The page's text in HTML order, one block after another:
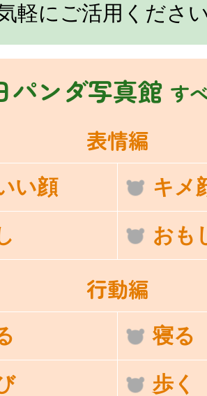
軽にご活用くださ
パンダ写真館 す
表情編
い顔 キメ
おも
行動編
寝る
歩く